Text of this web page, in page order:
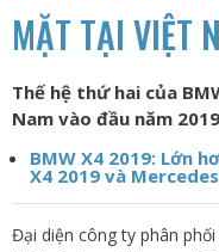
MẶT TẠI VIỆT
Thế hệ thứ hai của
Nam vào đầu năm
BMW X4 2019: Lớn
X4 2019 và
Đại diện công ty phân